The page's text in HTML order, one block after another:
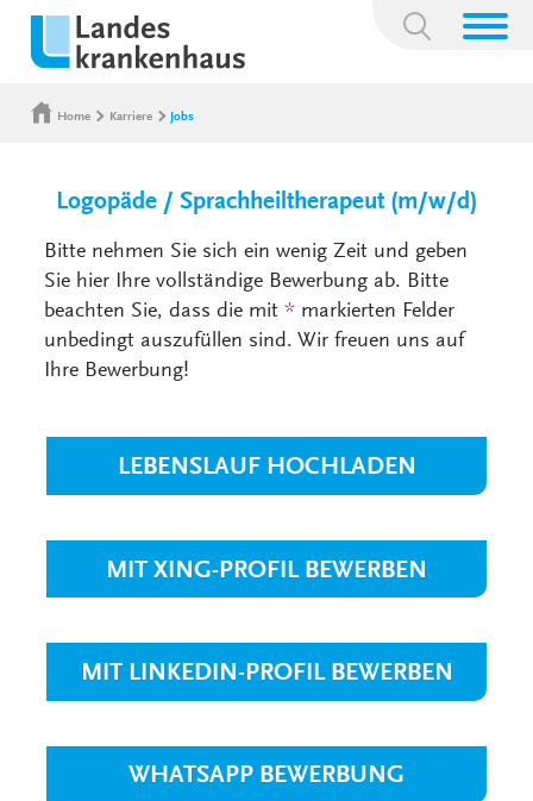
Suchbegriff:
Home Karriere Jobs
Logopäde / Sprachheiltherapeut (m/w/d)
Bitte nehmen Sie sich ein wenig Zeit und geben
Sie hier Ihre vollständige Bewerbung ab. Bitte
beachten Sie, dass die mit* markierten Felder
unbedingt auszufüllen sind. Wir freuen uns auf
Ihre Bewerbung!
LEBENSLAUF HOCHLADEN
MIT XING-PROFIL BEWERBEN
MIT LINKEDIN-PROFIL BEWERBEN
WHATSAPP BEWERBUNG